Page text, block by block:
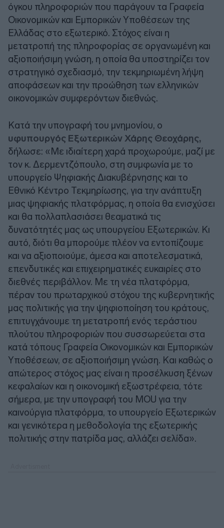
όγκου πληροφοριών που παράγουν τα Γραφεία
Οικονομικών και Εμπορικών Υποθέσεων της
Ελλάδας στο εξωτερικό. Στόχος είναι η
μετατροπή της πληροφορίας σε οργανωμένη και
αξιοποιήσιμη γνώση, η οποία θα υποστηρίζει τον
στρατηγικό σχεδιασμό, την τεκμηριωμένη λήψη
αποφάσεων και την προώθηση των ελληνικών
οικονομικών συμφερόντων διεθνώς.
Κατά την υπογραφή του μνημονίου, ο
υφυπουργός Εξωτερικών Χάρης Θεοχάρης,
δήλωσε: «Με ιδιαίτερη χαρά προχωρούμε, μαζί με
τον κ. Δερμεντζόπουλο, στη συμφωνία με το
υπουργείο Ψηφιακής Διακυβέρνησης και το
Εθνικό Κέντρο Τεκμηρίωσης, για την ανάπτυξη
μιας ψηφιακής πλατφόρμας, η οποία θα ενισχύσει
και θα πολλαπλασιάσει θεαματικά τις
δυνατότητές μας ως υπουργείου Εξωτερικών. Κι
αυτό, διότι θα μπορούμε πλέον να εντοπίζουμε
και να αξιοποιούμε, άμεσα και αποτελεσματικά,
επενδυτικές και επιχειρηματικές ευκαιρίες στο
διεθνές περιβάλλον. Με τη νέα πλατφόρμα,
πέραν του πρωταρχικού στόχου της κυβερνητικής
μας πολιτικής για την ψηφιοποίηση του κράτους,
επιτυγχάνουμε τη μετατροπή ενός τεράστιου
πλούτου πληροφοριών που συσσωρεύεται στα
κατά τόπους Γραφεία Οικονομικών και Εμπορικών
Υποθέσεων, σε αξιοποιήσιμη γνώση. Και καθώς ο
απώτερος στόχος μας είναι η προσέλκυση ξένων
κεφαλαίων και η οικονομική εξωστρέφεια, τότε
σήμερα, με την υπογραφή του MOU για την
καινούργια πλατφόρμα, το υπουργείο Εξωτερικών
και γενικότερα η μεθοδολογία της εξωτερικής
πολιτικής στην πατρίδα μας, αλλάζει σελίδα».